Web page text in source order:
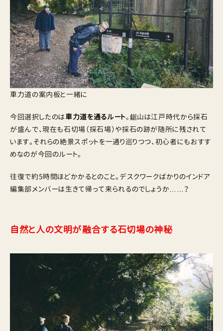
車力道の案内板と一緒に
今回選択したのは車力道を通るルート。鋸山は江戸時代から採石
が盛んで、現在も石切場（採石場）や採石の跡が随所に残されて
います。それらの絶景スポットを一通り巡りつつ、初心者にもおすす
めなのが今回のルート。
往復で約5時間ほどかかるとのこと。デスクワークばかりのインドア
編集部メンバーは生きて帰って来られるのでしょうか……？
自然と人の文明が融合する石切場の神秘